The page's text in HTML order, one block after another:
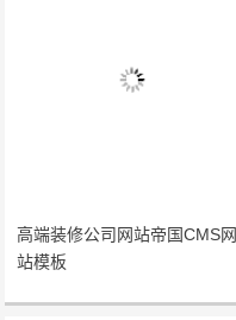
高端装修公司网站帝国CMS网
站模板